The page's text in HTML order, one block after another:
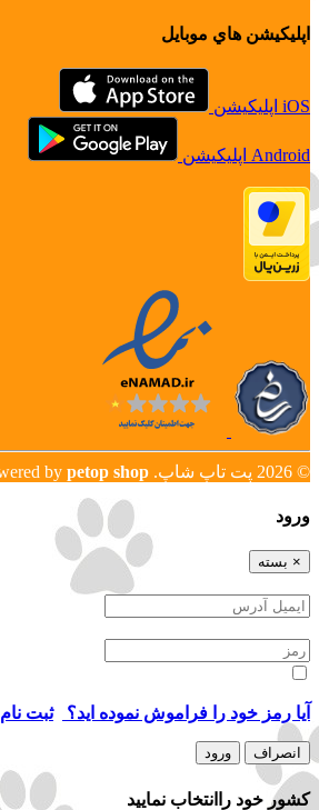
اپليكيشن هاي موبايل
iOS اپليكيشن
Android اپليكيشن
© 2026 پت تاپ شاپ. All Rights Reserved. powered by petop shop
ورود
× بسته
آيا رمز خود را فراموش نموده ايد؟ /ثبت نام
انصراف ورود
كشور خود راانتخاب نماييد